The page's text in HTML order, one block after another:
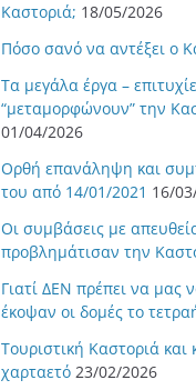
Καστοριά; 18/05/2026
Πόσο σανό να αντέξει ο
Τα μεγάλα έργα –
“μεταμορφώνουν” την
01/04/2026
Ορθή επανάληψη και
του από 14/01/2021 16/
Οι συμβάσεις με
προβλημάτισαν την
Γιατί ΔΕΝ πρέπει να μας
έκοψαν οι δομές το
Τουριστική Καστοριά και
χαρταετό 23/02/2026